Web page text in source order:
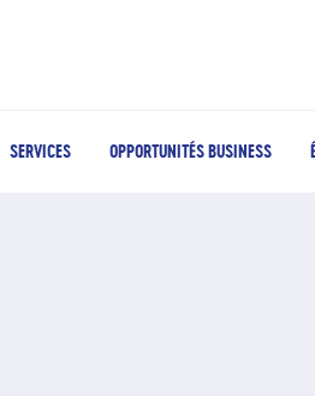
SERVICES OPPORTUNITÉS BUSINESS